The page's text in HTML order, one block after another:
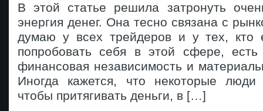
В этой статье решила затронуть
энергия денег. Она тесно связана с
думаю у всех трейдеров и у тех, кто
попробовать себя в этой сфере,
финансовая независимость и
Иногда кажется, что некоторые
чтобы притягивать деньги, в […]